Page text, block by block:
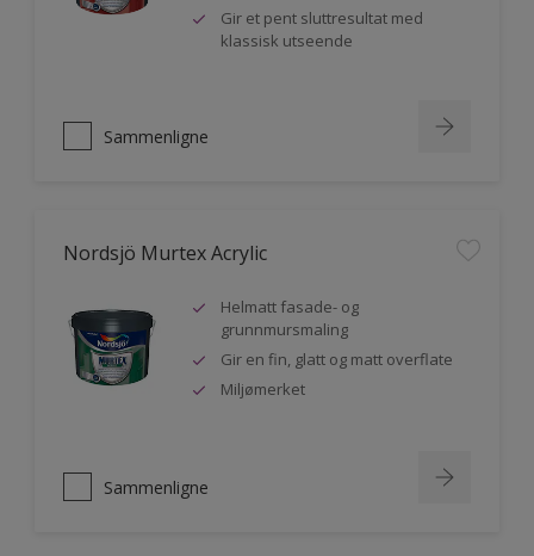
Gir et pent sluttresultat med
klassisk utseende
Sammenligne
Nordsjö Murtex Acrylic
Helmatt fasade- og
grunnmursmaling
Gir en fin, glatt og matt overflate
Miljømerket
Sammenligne